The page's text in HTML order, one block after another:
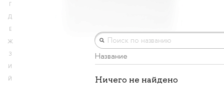
Г
Д
Е
Ж
З
И
Й
Название
Ничего не найдено